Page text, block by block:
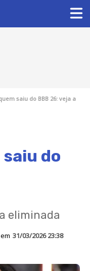
saiu do BBB 26: veja a
do
eliminada
31/03/2026 23:38